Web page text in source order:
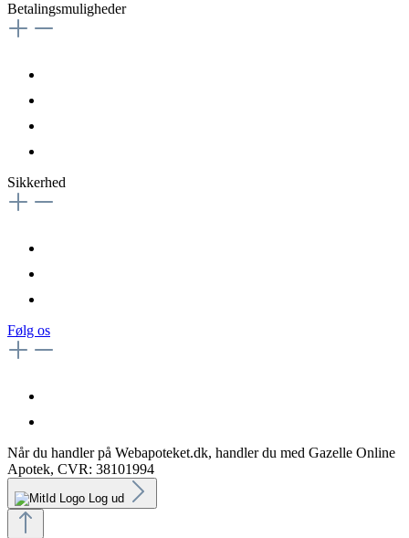
Betalingsmuligheder
Sikkerhed
Følg os
Når du handler på Webapoteket.dk, handler du med Gazelle Online
Apotek, CVR: 38101994
Log ud